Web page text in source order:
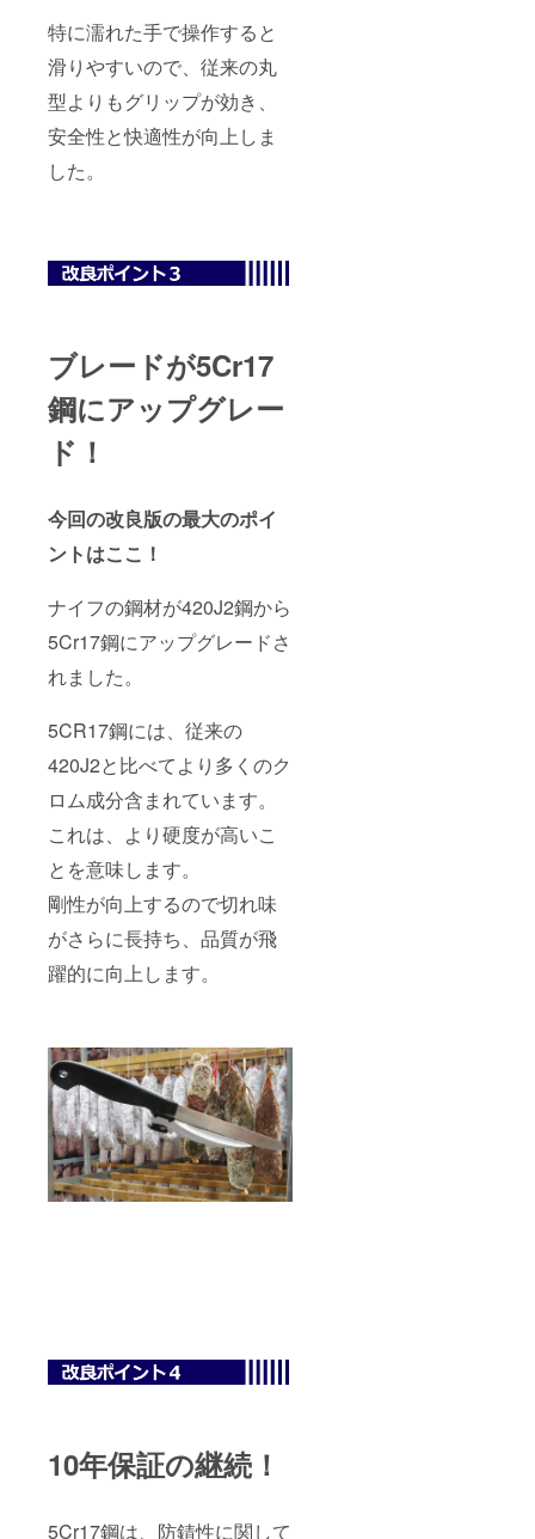
特に濡れた手で操作すると
滑りやすいので、従来の丸
型よりもグリップが効き、
安全性と快適性が向上しま
した。
ブレードが5Cr17
鋼にアップグレー
ド！
今回の改良版の最大のポイ
ントはここ！
ナイフの鋼材が420J2鋼から
5Cr17鋼にアップグレードさ
れました。
5CR17鋼には、従来の
420J2と比べてより多くのク
ロム成分含まれています。
これは、より硬度が高いこ
とを意味します。
剛性が向上するので切れ味
がさらに長持ち、品質が飛
躍的に向上します。
10年保証の継続！
5Cr17鋼は、防錆性に関して